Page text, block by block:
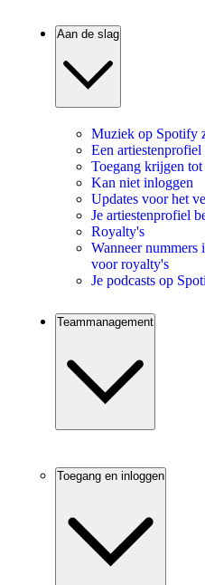
Aan de slag
Muziek op Spotify
Een
Toegang krijgen
Kan niet inloggen
Updates voor het
Je artiestenprofiel
Royalty's
Wanneer nummers
voor royalty's
Je podcasts op
Teammanagement
Toegang en inloggen